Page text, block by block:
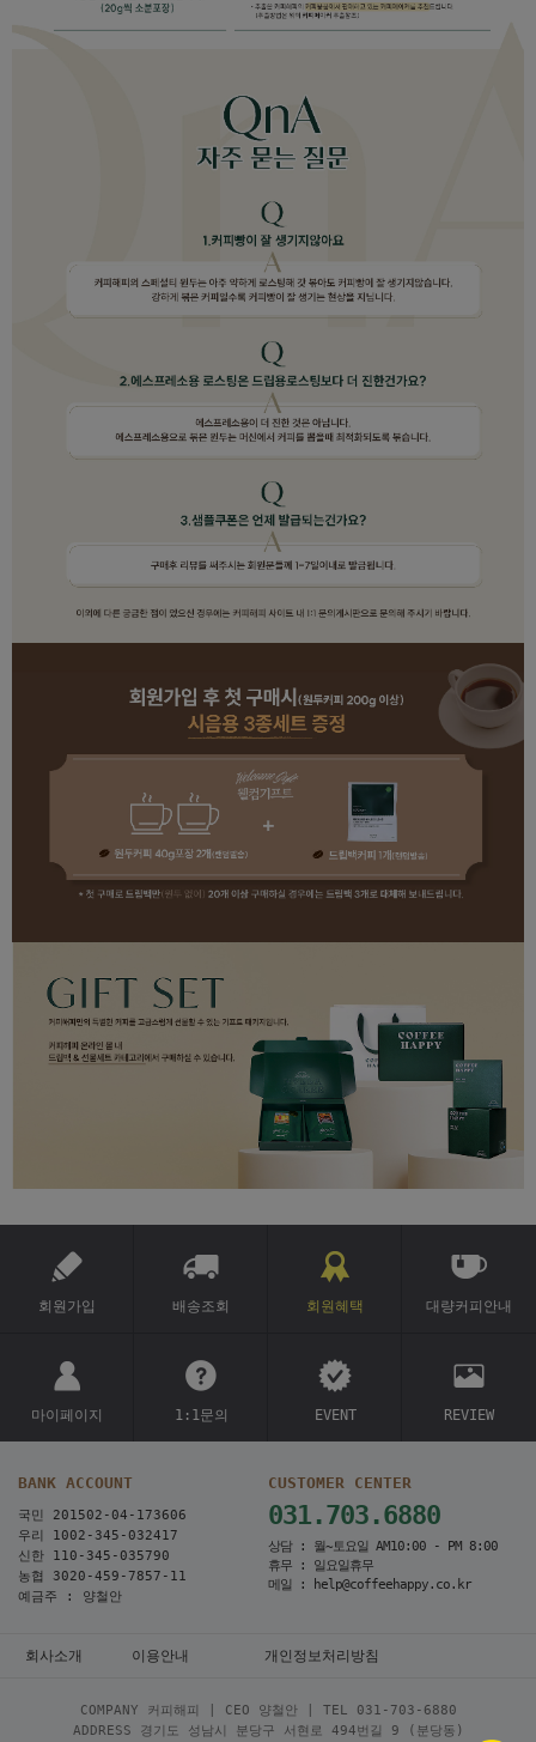
회원가입 배송조회 회원혜택 대량커피안내
마이페이지 1:1문의 EVENT REVIEW
BANK ACCOUNT
국민 201502-04-173606
우리 1002-345-032417
신한 110-345-035790
농협 3020-459-7857-11
예금주 : 양철안
CUSTOMER CENTER
031.703.6880
상담 : 월~토요일 AM10:00 - PM 8:00
휴무 : 일요일휴무
메일 : help@coffeehappy.co.kr
회사소개 이용안내 개인정보처리방침
COMPANY 커피해피 | CEO 양철안 | TEL
031-703-6880
ADDRESS 경기도 성남시 분당구 서현로 494번길 9 (분당동)